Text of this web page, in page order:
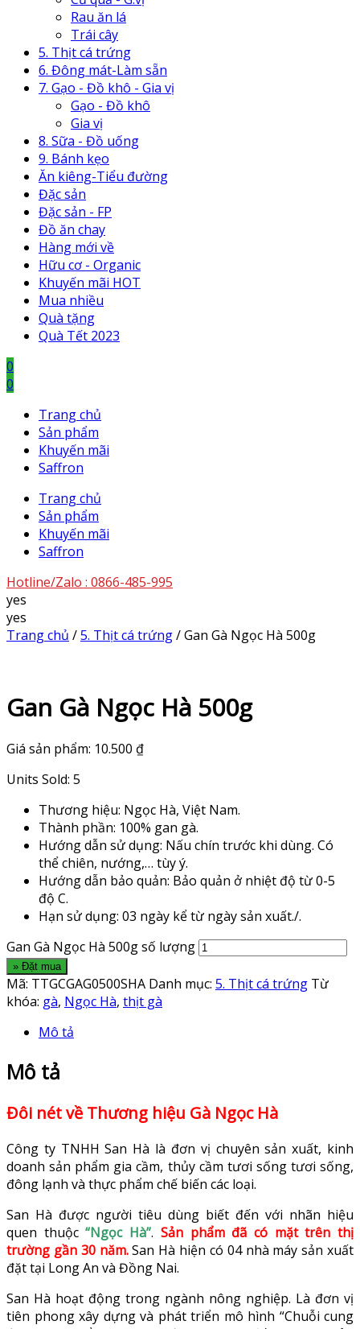
Rau ăn lá
Trái cây
5. Thịt cá trứng
6. Đông mát-Làm sẵn
7. Gạo - Đồ khô - Gia vị
Gạo - Đồ khô
Gia vị
8. Sữa - Đồ uống
9. Bánh kẹo
Ăn kiêng-Tiểu đường
Đặc sản
Đặc sản - FP
Đồ ăn chay
Hàng mới về
Hữu cơ - Organic
Khuyến mãi HOT
Mua nhiều
Quà tặng
Quà Tết 2023
0
0
Trang chủ
Sản phẩm
Khuyến mãi
Saffron
Trang chủ
Sản phẩm
Khuyến mãi
Saffron
Hotline/Zalo : 0866-485-995
yes
yes
Trang chủ /5. Thịt cá trứng/ Gan Gà Ngọc Hà 500g
Gan Gà Ngọc Hà 500g
Giá sản phẩm: 10.500 ₫
Units Sold: 5
Thương hiệu: Ngọc Hà, Việt Nam.
Thành phần: 100% gan gà.
Hướng dẫn sử dụng: Nấu chín trước khi dùng. Có
thể chiên, nướng,… tùy ý.
Hướng dẫn bảo quản: Bảo quản ở nhiệt độ từ 0-5
độ C.
Hạn sử dụng: 03 ngày kể từ ngày sản xuất./.
Gan Gà Ngọc Hà 500g số lượng
» Đặt mua
Mã: TTGCGAG0500SHA Danh mục: 5. Thịt cá trứng Từ
khóa: gà, Ngọc Hà, thịt gà
Mô tả
Mô tả
Đôi nét về Thương hiệu Gà Ngọc Hà
Công ty TNHH San Hà là đơn vị chuyên sản xuất, kinh
doanh sản phẩm gia cầm, thủy cầm tươi sống tươi sống,
đông lạnh và thực phẩm chế biến các loại.
San Hà được người tiêu dùng biết đến với nhãn hiệu
quen thuộc“Ngọc Hà”. Sản phẩm đã có mặt trên thị
trường gần 30 năm.San Hà hiện có 04 nhà máy sản xuất
đặt tại Long An và Đồng Nai.
San Hà hoạt động trong ngành nông nghiệp. Là đơn vị
tiên phong xây dựng và phát triển mô hình “Chuỗi cung